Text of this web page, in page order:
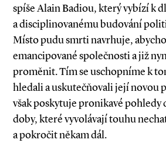
spíše Alain Badiou, který vybízí k
a disciplinovanému budování
Místo pudu smrti navrhuje,
emancipované společnosti a již
proměnit. Tím se uschopníme k
hledali a uskutečňovali její novou
však poskytuje pronikavé pohledy
doby, které vyvolávají touhu
a pokročit někam dál.